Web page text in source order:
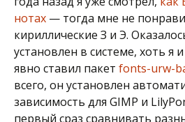
нотах — тогда мне не
кириллические З и Э.
установлен в системе, хоть я
явно ставил пакет fonts-urw-
всего, он установлен
зависимость для GIMP и
первый сраз сравнивать